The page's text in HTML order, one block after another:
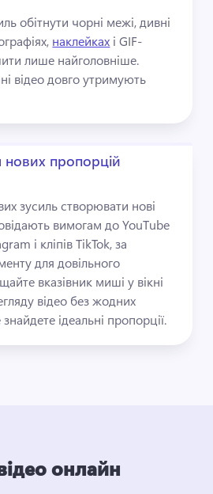
обітнути чорні межі, дивні
наклейках і GIF-
відео довго утримують
нових пропорцій
зусиль створювати нові
вимогам до YouTube
і кліпів TikTok, за
для довільного
вказівник миші у вікні
відео без жодних
ідеальні пропорції.
онлайн